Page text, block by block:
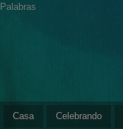
Palabras
Casa Celebrando